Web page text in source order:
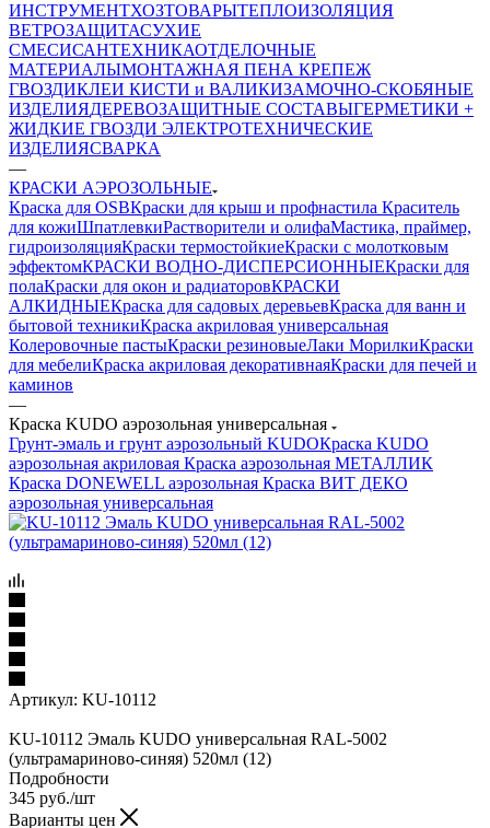
ИНСТРУМЕНТХОЗТОВАРЫТЕПЛОИЗОЛЯЦИЯ
ВЕТРОЗАЩИТАСУХИЕ
СМЕСИСАНТЕХНИКАОТДЕЛОЧНЫЕ
МАТЕРИАЛЫМОНТАЖНАЯ ПЕНА КРЕПЕЖ
ГВОЗДИКЛЕИ КИСТИ и ВАЛИКИЗАМОЧНО-СКОБЯНЫЕ
ИЗДЕЛИЯДЕРЕВОЗАЩИТНЫЕ СОСТАВЫГЕРМЕТИКИ +
ЖИДКИЕ ГВОЗДИ ЭЛЕКТРОТЕХНИЧЕСКИЕ
ИЗДЕЛИЯСВАРКА
—
КРАСКИ АЭРОЗОЛЬНЫЕ
Краска для OSBКраски для крыш и профнастила Краситель
для кожиШпатлевкиРастворители и олифаМастика, праймер,
гидроизоляцияКраски термостойкиеКраски с молотковым
эффектомКРАСКИ ВОДНО-ДИСПЕРСИОННЫЕКраски для
полаКраски для окон и радиаторовКРАСКИ
АЛКИДНЫЕКраска для садовых деревьевКраска для ванн и
бытовой техникиКраска акриловая универсальная
Колеровочные пастыКраски резиновыеЛаки МорилкиКраски
для мебелиКраска акриловая декоративнаяКраски для печей и
каминов
—
Краска KUDO аэрозольная универсальная
Грунт-эмаль и грунт аэрозольный KUDOКраска KUDO
аэрозольная акриловая Краска аэрозольная МЕТАЛЛИК
Краска DONEWELL аэрозольная Краска ВИТ ДЕКО
аэрозольная универсальная
Артикул: KU-10112
KU-10112 Эмаль KUDO универсальная RAL-5002
(ультрамариново-синяя) 520мл (12)
Подробности
345 руб./шт
Варианты цен